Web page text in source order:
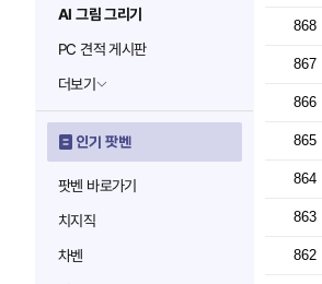
AI 그림 그리기
PC 견적 게시판
더보기
인기 팟벤
팟벤 바로가기
치지직
차벤
868
867
866
865
864
863
862